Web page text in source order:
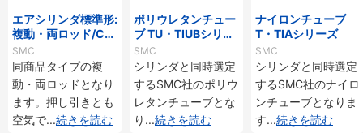
エアシリンダ標準形:
複動・両ロッド/CJ
2Wシリーズ
SMC
同商品タイプの複
動・両ロッドとなり
ます。押し引きとも
空気で...続きを読む
ポリウレタンチュー
ブ TU・TIUBシリー
ズ
SMC
シリンダと同時選定
するSMC社のポリウ
レタンチューブとな
り ...続きを読む
ナイロンチューブ
T・TIAシリーズ
SMC
シリンダと同時選定
するSMC社のナイロ
ンチューブとなりま
す...続きを読む